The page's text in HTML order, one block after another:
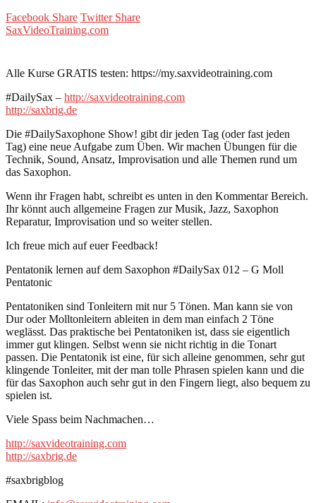
Facebook Share Twitter Share
SaxVideoTraining.com
Alle Kurse GRATIS testen: https://my.saxvideotraining.com
#DailySax – http://saxvideotraining.com
http://saxbrig.de
Die #DailySaxophone Show! gibt dir jeden Tag (oder fast jeden
Tag) eine neue Aufgabe zum Üben. Wir machen Übungen für die
Technik, Sound, Ansatz, Improvisation und alle Themen rund um
das Saxophon.
Wenn ihr Fragen habt, schreibt es unten in den Kommentar Bereich.
Ihr könnt auch allgemeine Fragen zur Musik, Jazz, Saxophon
Reparatur, Improvisation und so weiter stellen.
Ich freue mich auf euer Feedback!
Pentatonik lernen auf dem Saxophon #DailySax 012 – G Moll
Pentatonic
Pentatoniken sind Tonleitern mit nur 5 Tönen. Man kann sie von
Dur oder Molltonleitern ableiten in dem man einfach 2 Töne
weglässt. Das praktische bei Pentatoniken ist, dass sie eigentlich
immer gut klingen. Selbst wenn sie nicht richtig in die Tonart
passen. Die Pentatonik ist eine, für sich alleine genommen, sehr gut
klingende Tonleiter, mit der man tolle Phrasen spielen kann und die
für das Saxophon auch sehr gut in den Fingern liegt, also bequem zu
spielen ist.
Viele Spass beim Nachmachen…
http://saxvideotraining.com
http://saxbrig.de
#saxbrigblog